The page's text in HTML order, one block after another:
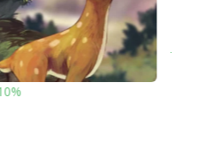
Makart gift